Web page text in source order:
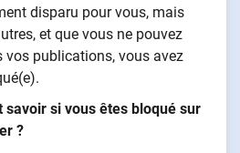
disparu pour vous, mais
et que vous ne pouvez
vos publications, vous avez
savoir si vous êtes bloqué sur
?